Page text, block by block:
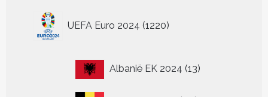
UEFA Euro 2024 1220
producten
Albanië EK 2024 1313